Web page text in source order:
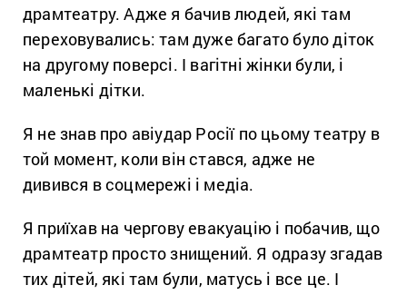
драмтеатру. Адже я бачив людей, які там
переховувались: там дуже багато було діток
на другому поверсі. І вагітні жінки були, і
маленькі дітки.
Я не знав про авіудар Росії по цьому театру в
той момент, коли він стався, адже не
дивився в соцмережі і медіа.
Я приїхав на чергову евакуацію і побачив, що
драмтеатр просто знищений. Я одразу згадав
тих дітей, які там були, матусь і все це. І